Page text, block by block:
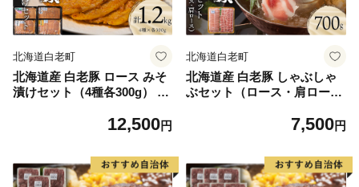
北海道白老町
北海道産 白老豚 ロース みそ
漬けセット（4種各300g） 豚
12,500円
北海道白老町
北海道産 白老豚 しゃぶしゃ
ぶセット（ロース・肩ロース
7,500円